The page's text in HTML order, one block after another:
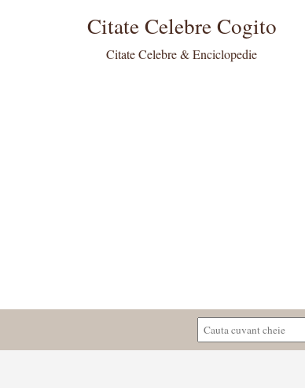
Citate Celebre Cogito
Citate Celebre & Enciclopedie